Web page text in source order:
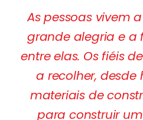
As pessoas vivem
grande alegria e a
entre elas. Os fiéis
a recolher, desde
materiais de
para construir